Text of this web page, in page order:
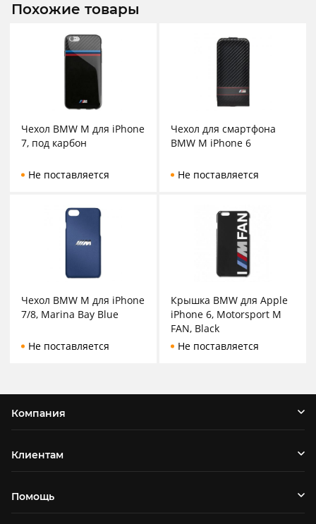
Похожие товары
Чехол BMW M для iPhone
7, под карбон
Не поставляется
Чехол для смартфона
BMW M iPhone 6
Не поставляется
Чехол BMW M для iPhone
7/8, Marina Bay Blue
Не поставляется
Крышка BMW для Apple
iPhone 6, Motorsport M
FAN, Black
Не поставляется
Компания
Клиентам
Помощь